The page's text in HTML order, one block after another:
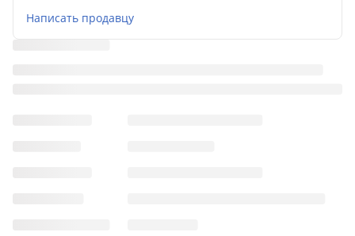
Написать продавцу